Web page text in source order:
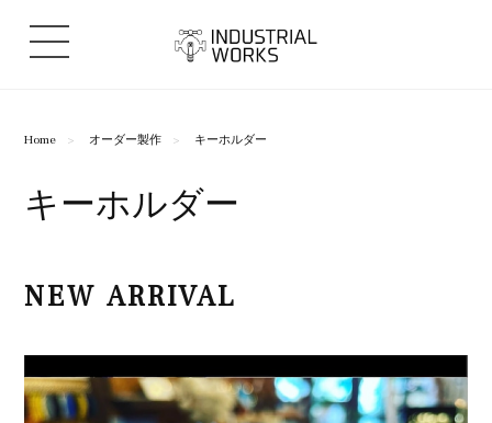
Home オーダー製作 キーホルダー
キーホルダー
NEW ARRIVAL